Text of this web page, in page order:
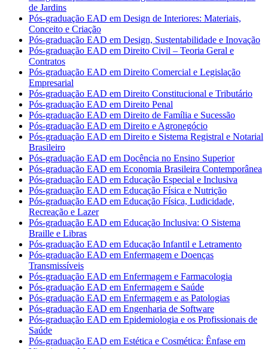
de Jardins
Pós-graduação EAD em Design de Interiores: Materiais,
Conceito e Criação
Pós-graduação EAD em Design, Sustentabilidade e Inovação
Pós-graduação EAD em Direito Civil – Teoria Geral e
Contratos
Pós-graduação EAD em Direito Comercial e Legislação
Empresarial
Pós-graduação EAD em Direito Constitucional e Tributário
Pós-graduação EAD em Direito Penal
Pós-graduação EAD em Direito de Família e Sucessão
Pós-graduação EAD em Direito e Agronegócio
Pós-graduação EAD em Direito e Sistema Registral e Notarial
Brasileiro
Pós-graduação EAD em Docência no Ensino Superior
Pós-graduação EAD em Economia Brasileira Contemporânea
Pós-graduação EAD em Educação Especial e Inclusiva
Pós-graduação EAD em Educação Física e Nutrição
Pós-graduação EAD em Educação Física, Ludicidade,
Recreação e Lazer
Pós-graduação EAD em Educação Inclusiva: O Sistema
Braille e Libras
Pós-graduação EAD em Educação Infantil e Letramento
Pós-graduação EAD em Enfermagem e Doenças
Transmissíveis
Pós-graduação EAD em Enfermagem e Farmacologia
Pós-graduação EAD em Enfermagem e Saúde
Pós-graduação EAD em Enfermagem e as Patologias
Pós-graduação EAD em Engenharia de Software
Pós-graduação EAD em Epidemiologia e os Profissionais de
Saúde
Pós-graduação EAD em Estética e Cosmética: Ênfase em